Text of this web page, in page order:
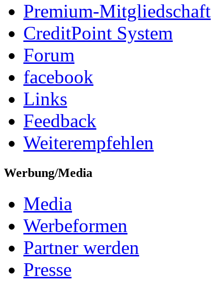
Premium-Mitgliedschaft
CreditPoint System
Forum
facebook
Links
Feedback
Weiterempfehlen
Werbung/Media
Media
Werbeformen
Partner werden
Presse